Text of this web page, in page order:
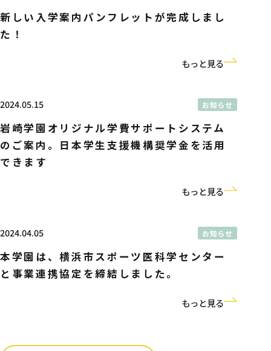
新しい入学案内パンフレットが完成しまし
た！
もっと見る
2024.05.15 お知らせ
岩崎学園オリジナル学費サポートシステム
のご案内。日本学生支援機構奨学金を活用
できます
もっと見る
2024.04.05 お知らせ
本学園は、横浜市スポーツ医科学センター
と事業連携協定を締結しました。
もっと見る